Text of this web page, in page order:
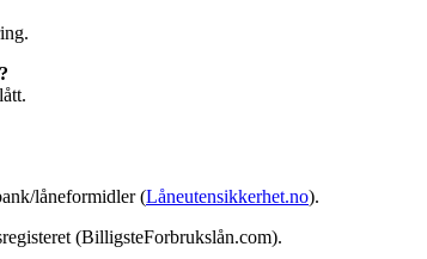
låneformidler (Låneutensikkerhet.no).
(BilligsteForbrukslån.com).